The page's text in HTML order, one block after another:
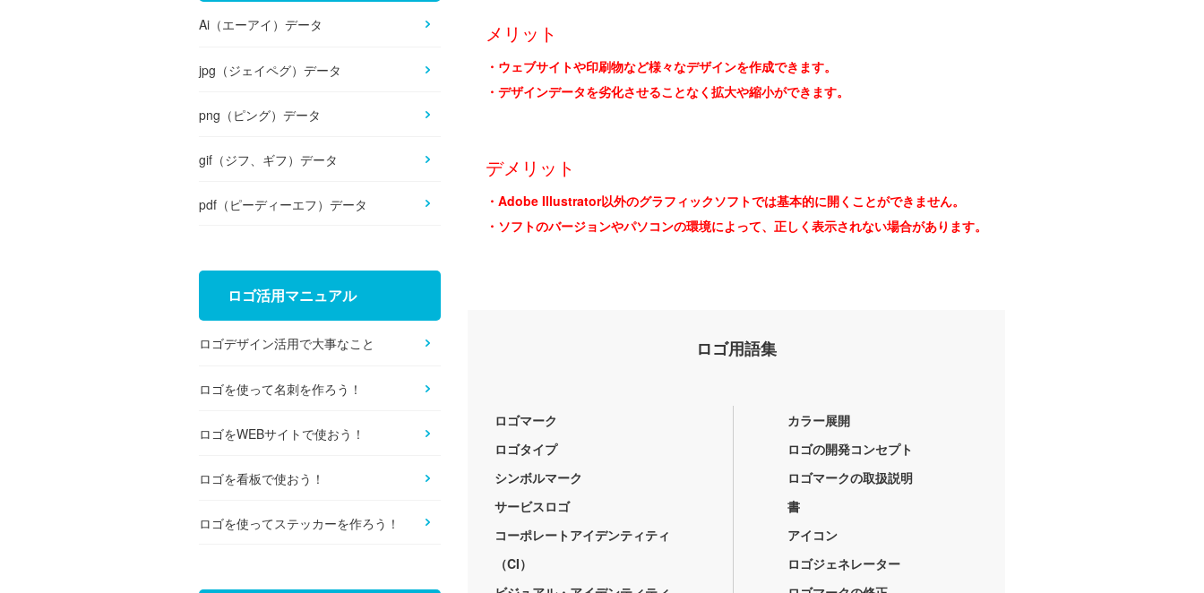
メリット
・ウェブサイトや印刷物など様々なデザインを作成できます。
・デザインデータを劣化させることなく拡大や縮小ができます。
デメリット
・Adobe Illustrator以外のグラフィックソフトでは基本的に開くことができません。
・ソフトのバージョンやパソコンの環境によって、正しく表示されない場合があります。
ロゴ用語集
ロゴマーク
ロゴタイプ
シンボルマーク
サービスロゴ
コーポレートアイデンティティ
（CI）
カラー展開
ロゴの開発コンセプト
ロゴマークの取扱説明
書
アイコン
ロゴジェネレーター
Ai（エーアイ）データ
jpg（ジェイペグ）データ
png（ピング）データ
gif（ジフ、ギフ）データ
pdf（ピーディーエフ）データ
ロゴ活用マニュアル
ロゴデザイン活用で大事なこと
ロゴを使って名刺を作ろう！
ロゴをWEBサイトで使おう！
ロゴを看板で使おう！
ロゴを使ってステッカーを作ろう！